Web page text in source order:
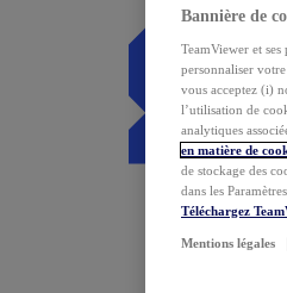
Bannière de
TeamViewer et
personnaliser
vous acceptez (i)
l’utilisation de
analytiques
en matière de
de stockage des
dans les
Téléchargez
Mentions légales